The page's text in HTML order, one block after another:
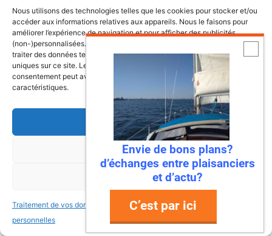
Nous utilisons des technologies telles que les cookies pour stocker et/ou
accéder aux informations relatives aux appareils. Nous le faisons pour
améliorer l’expérience de navigation et pour afficher des publicités
(non-)personnalisées. Consentir à ces technologies nous autorisera à
traiter des données telles que le comportement de navigation ou les ID
uniques sur ce site. Le fait de ne pas consentir ou de retirer son
consentement peut avoir un effet négatif sur certaines fonctonnalités et
caractéristiques.
Accepter
Refuser
Voir les préférences
Traitement de vos données
personnelles
Traitement de vos données
personnelles
Vente voilier Jeanneau Symphonie
1982
La Rochelle
19,000.00€
Déposez votre annonce bateau
gratuitement
Envie de bons plans?
d’échanges entre plaisanciers
et d’actu?
C’est par ici